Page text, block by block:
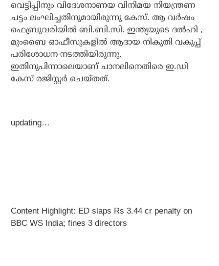
വെട്ടിപ്പിനും വിദേശനാണയ വിനിമയ നിയന്ത്രണ
ചട്ടം ലംഘിച്ചതിനുമായിരുന്നു കേസ്. ആ വർഷം
ഫെബ്രുവരിയില്‍ ബി.ബി.സി. ഇന്ത്യയുടെ ദൽഹി ,
മുംബൈ ഓഫീസുകളില്‍ ആദായ നികുതി വകുപ്പ്
പരിശോധന നടത്തിയിരുന്നു.
ഇതിനുപിന്നാലെയാണ് ചാനലിനെതിരെ ഇ.ഡി
കേസ് രജിസ്റ്റര്‍ ചെയ്തത്.
updating…
Content Highlight: ED slaps Rs 3.44 cr penalty on
BBC WS India; fines 3 directors